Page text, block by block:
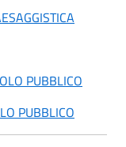
PUBBLICO
PUBBLICO